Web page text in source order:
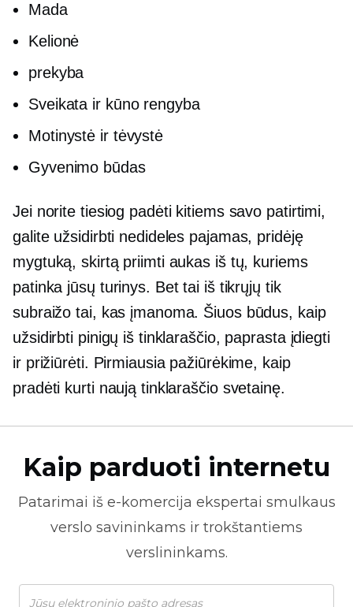
Mada
Kelionė
prekyba
Sveikata ir kūno rengyba
Motinystė ir tėvystė
Gyvenimo būdas
Jei norite tiesiog padėti kitiems savo patirtimi,
galite užsidirbti nedideles pajamas, pridėję
mygtuką, skirtą priimti aukas iš tų, kuriems
patinka jūsų turinys. Bet tai iš tikrųjų tik
subraižo tai, kas įmanoma. Šiuos būdus, kaip
užsidirbti pinigų iš tinklaraščio, paprasta įdiegti
ir prižiūrėti. Pirmiausia pažiūrėkime, kaip
pradėti kurti naują tinklaraščio svetainę.
Kaip parduoti internetu
Patarimai iš e-komercija ekspertai smulkaus
verslo savininkams ir trokštantiems
verslininkams.